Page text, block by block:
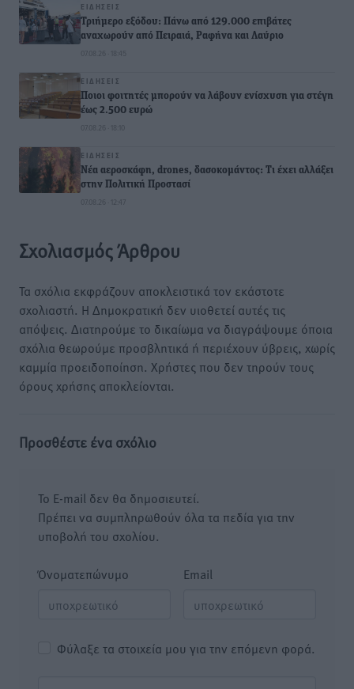
ΕΙΔΉΣΕΙΣ
Τριήμερο εξόδου: Πάνω από 129.000 επιβάτες
αναχωρούν από Πειραιά, Ραφήνα και Λαύριο
07.08.26 · 18:45
ΕΙΔΉΣΕΙΣ
Ποιοι φοιτητές μπορούν να λάβουν ενίσχυση για στέγη
έως 2.500 ευρώ
07.08.26 · 18:10
ΕΙΔΉΣΕΙΣ
Νέα αεροσκάφη, drones, δασοκομάντος: Τι έχει αλλάξει
στην Πολιτική Προστασί
07.08.26 · 12:47
Σχολιασμός Άρθρου
Τα σχόλια εκφράζουν αποκλειστικά τον εκάστοτε
σχολιαστή. Η Δημοκρατική δεν υιοθετεί αυτές τις
απόψεις. Διατηρούμε το δικαίωμα να διαγράψουμε όποια
σχόλια θεωρούμε προσβλητικά ή περιέχουν ύβρεις, χωρίς
καμμία προειδοποίηση. Χρήστες που δεν τηρούν τους
όρους χρήσης αποκλείονται.
Προσθέστε ένα σχόλιο
Το E-mail δεν θα δημοσιευτεί.
Πρέπει να συμπληρωθούν όλα τα πεδία για την
υποβολή του σχολίου.
Όνοματεπώνυμο Email
Φύλαξε τα στοιχεία μου για την επόμενη φορά.